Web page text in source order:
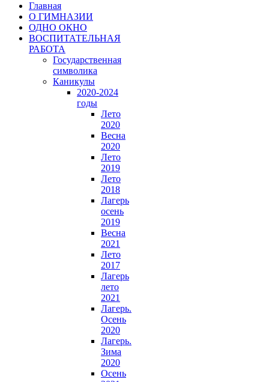
Главная
О ГИМНАЗИИ
ОДНО ОКНО
ВОСПИТАТЕЛЬНАЯ
РАБОТА
Государственная
символика
Каникулы
2020-2024
годы
Лето
2020
Весна
2020
Лето
2019
Лето
2018
Лагерь
осень
2019
Весна
2021
Лето
2017
Лагерь
лето
2021
Лагерь.
Осень
2020
Лагерь.
Зима
2020
Осень